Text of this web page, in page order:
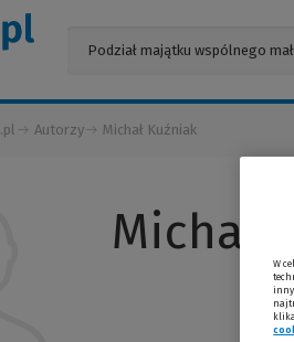
Autorzy Michał Kuźniak
Michał
W